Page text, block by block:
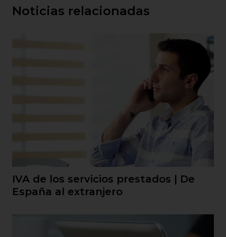
Noticias relacionadas
IVA de los servicios prestados | De
España al extranjero